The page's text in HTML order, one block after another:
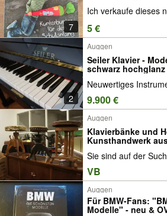
Anzeige aufgeben
7
Ich verkaufe dieses
5 €
2
Auggen
Seiler Klavier -
schwarz hochglanz
Neuwertiges
9.900 €
Auggen
Klavierbänke und
Kunsthandwerk
Sie sind auf der
VB
Auggen
Für BMW-Fans:
Modelle" - neu &